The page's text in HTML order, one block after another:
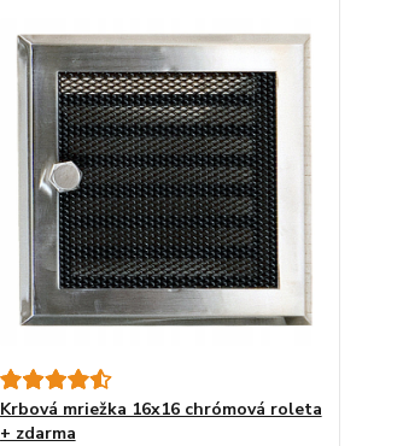
Krbová mriežka 16x16 chrómová roleta
+ zdarma